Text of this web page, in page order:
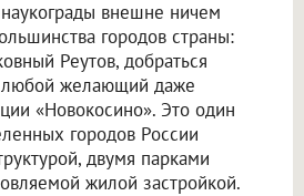
внешне ничем
городов страны:
Реутов, добраться
любой желающий даже
«Новокосино». Это один
городов России
двумя парками
жилой застройкой.